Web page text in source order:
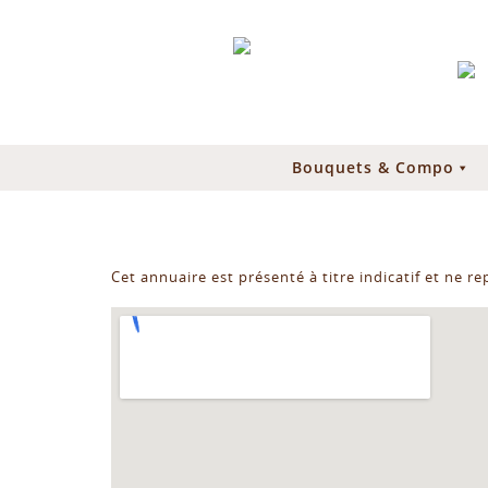
Bouquets & Compo
Cet annuaire est présenté à titre indicatif et ne